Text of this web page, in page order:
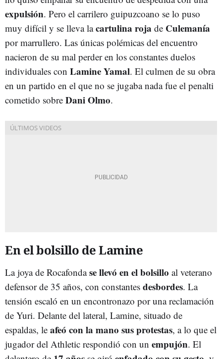
expulsión. Pero el carrilero guipuzcoano se lo puso
muy difícil y se lleva lacartulina roja de Culemanía
por marrullero. Las únicas polémicas del encuentro
nacieron de su mal perder en los constantes duelos
individuales con Lamine Yamal. El culmen de su obra
en un partido en el que no se jugaba nada fue el penalti
cometido sobre Dani Olmo.
En el bolsillo de Lamine
La joya de Rocafondase llevó en el bolsillo al veterano
defensor de 35 años, con constantes desbordes. La
tensión escaló en un encontronazo por una reclamación
de Yuri. Delante del lateral, Lamine, situado de
espaldas, le afeó con la mano sus protestas, a lo que el
jugador del Athletic respondió con un empujón. El